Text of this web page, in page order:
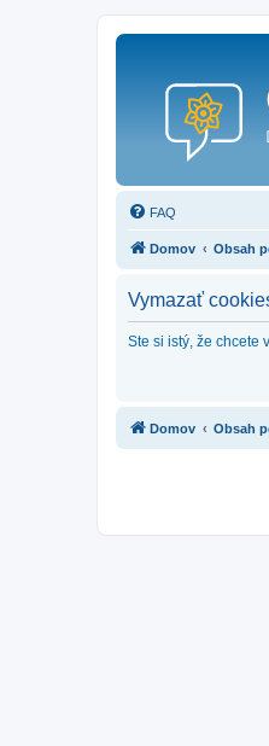
FAQ
Domov Obsah
Vymazať
Ste si istý, že chcete
Domov Obsah